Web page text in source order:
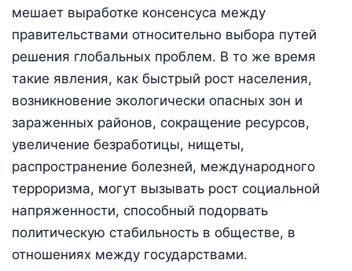
мешает выработке консенсуса между
правительствами относительно выбора путей
решения глобальных проблем. В то же время
такие явления, как быстрый рост населения,
возникновение экологически опасных зон и
зараженных районов, сокращение ресурсов,
увеличение безработицы, нищеты,
распространение болезней, международного
терроризма, могут вызывать рост социальной
напряженности, способный подорвать
политическую стабильность в обществе, в
отношениях между государствами.